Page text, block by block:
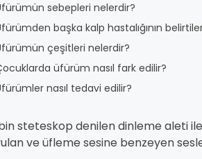
sebepleri nelerdir?
başka kalp hastalığının
çeşitleri nelerdir?
üfürüm nasıl fark edilir?
nasıl tedavi edilir?
steteskop denilen dinleme aleti
ve üfleme sesine benzeyen